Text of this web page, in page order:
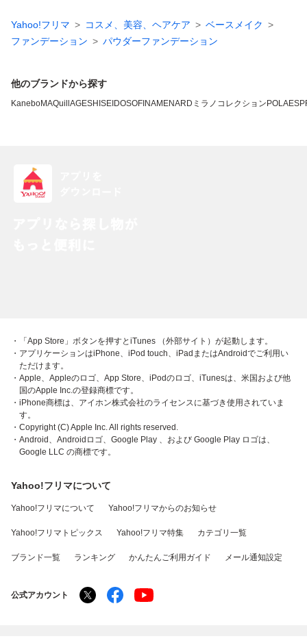
Yahoo!フリマ コスメ、美容、ヘアケア
ベースメイク
ファンデーション
パウダーファンデーション
他のブランドから探す
KaneboMAQuillAGESHISEIDOSOFINAMENARD ミラノコレクション POLA
・「App Store」ボタンを押すとiTunes （外部サイト）が起動します。
・アプリケーションはiPhone、iPod touch、iPadまたはAndroidでご利用い
ただけます。
・Apple、Appleのロゴ、App Store、iPodのロゴ、iTunesは、米国および他
国のApple Inc.の登録商標です。
・iPhone商標は、アイホン株式会社のライセンスに基づき使用されていま
す。
・Copyright (C) Apple Inc. All rights reserved.
・Android、Androidロゴ、Google Play 、および Google Play ロゴは、
Google LLC の商標です。
Yahoo!フリマについて
Yahoo!フリマについて Yahoo!フリマからのお知らせ
Yahoo!フリマトピックス Yahoo!フリマ特集 カテゴリ一覧
ブランド一覧 ランキング かんたんご利用ガイド メール通知設定
公式アカウント